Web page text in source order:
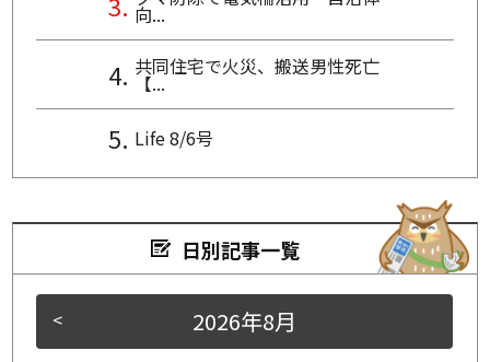
向...
共同住宅で火災、搬送男性死亡
【...
Life 8/6号
日別記事一覧
< 2026年8月